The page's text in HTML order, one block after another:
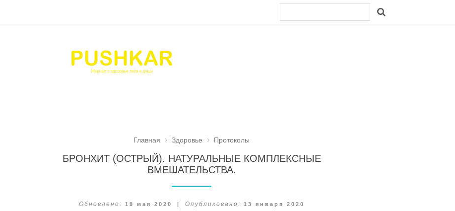
Главная Здоровье Протоколы
БРОНХИТ (ОСТРЫЙ). НАТУРАЛЬНЫЕ КОМПЛЕКСНЫЕ
ВМЕШАТЕЛЬСТВА.
Обновлено: 19 мая 2020 | Опубликовано: 13 января 2020